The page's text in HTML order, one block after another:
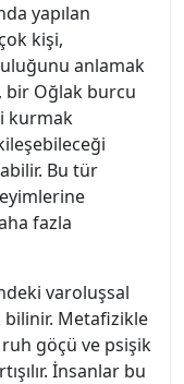
yapılan
kişi,
anlamak
bir Oğlak burcu
kurmak
Bu tür
fazla
varoluşsal
bilinir. Metafizikle
göçü ve psişik
İnsanlar bu